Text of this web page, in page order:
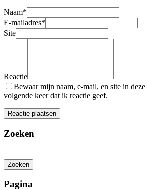
Naam*
E-mailadres*
Site
Reactie
Bewaar mijn naam, e-mail, en site in
volgende keer dat ik reactie geef.
Zoeken
Zoeken
zoeken
Pagina